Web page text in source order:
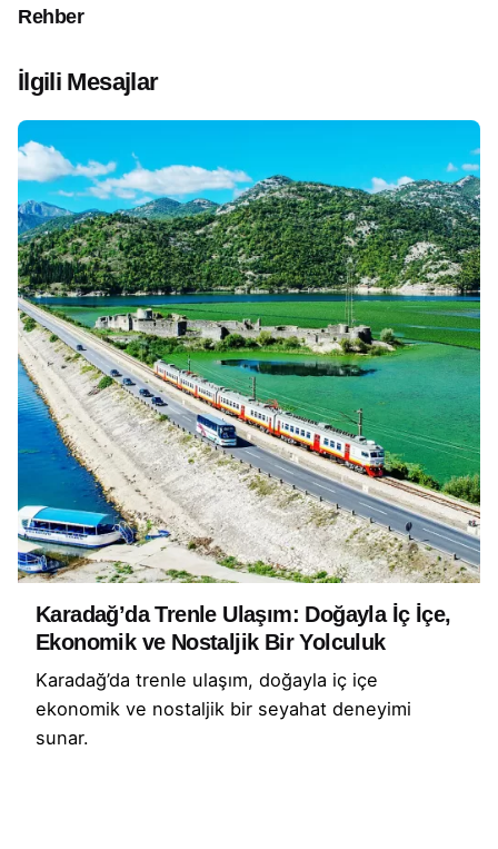
Rehber
İlgili Mesajlar
Karadağ’da Trenle Ulaşım: Doğayla İç İçe,
Ekonomik ve Nostaljik Bir Yolculuk
Karadağ’da trenle ulaşım, doğayla iç içe
ekonomik ve nostaljik bir seyahat deneyimi
sunar.